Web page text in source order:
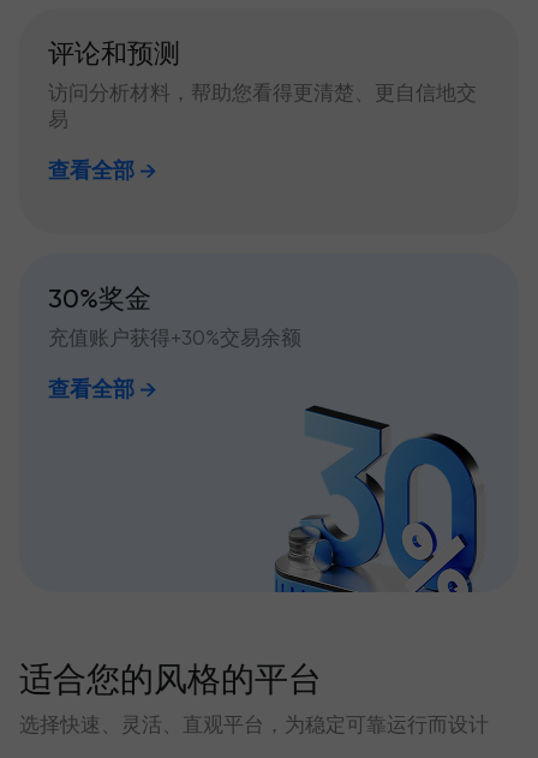
评论和预测
访问分析材料，帮助您看得更清楚、更自信地交
易
查看全部
30%奖金
充值账户获得+30%交易余额
查看全部
适合您的风格的平台
选择快速、灵活、直观平台，为稳定可靠运行而设计